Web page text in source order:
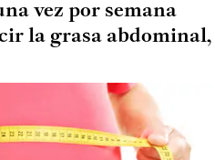
vez por semana
la grasa abdominal,